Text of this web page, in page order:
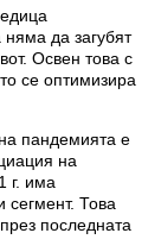
няма да загубят
Освен това с
се оптимизира
пандемията е
на
г. има
сегмент. Това
последната